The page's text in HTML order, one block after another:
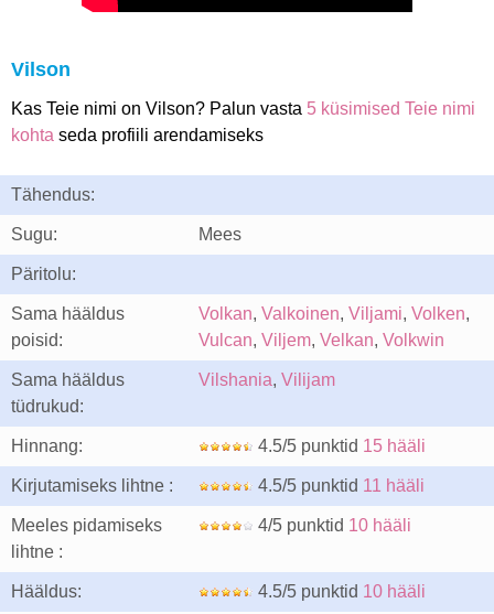
Vilson
Kas Teie nimi on Vilson? Palun vasta 5 küsimised Teie nimi
kohta seda profiili arendamiseks
Tähendus:
Sugu: Mees
Päritolu:
Sama hääldus
poisid:
Volkan, Valkoinen, Viljami, Volken,
Vulcan, Viljem, Velkan, Volkwin
Sama hääldus
tüdrukud:
Vilshania, Vilijam
Hinnang: 4.5/5 punktid 15 hääli
Kirjutamiseks lihtne : 4.5/5 punktid 11 hääli
Meeles pidamiseks
lihtne :
4/5 punktid 10 hääli
Hääldus: 4.5/5 punktid 10 hääli